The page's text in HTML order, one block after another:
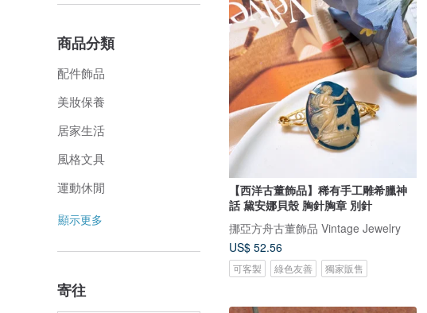
商品分類
配件飾品
美妝保養
居家生活
風格文具
運動休閒
顯示更多
寄往
【西洋古董飾品】稀有手工雕希臘神
話 黛安娜貝殼 胸針胸章 別針
挪亞方舟古董飾品 Vintage Jewelry
US$ 52.56
可客製 綠色友善 獨家販售